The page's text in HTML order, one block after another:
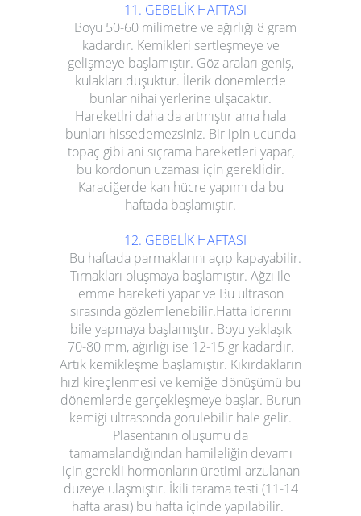
11. GEBELİK HAFTASI
Boyu 50-60 milimetre ve ağırlığı 8 gram
kadardır. Kemikleri sertleşmeye ve
gelişmeye başlamıştır. Göz araları geniş,
kulakları düşüktür. İlerik dönemlerde
bunlar nihai yerlerine ulşacaktır.
Hareketlri daha da artmıştır ama hala
bunları hissedemezsiniz. Bir ipin ucunda
topaç gibi ani sıçrama hareketleri yapar,
bu kordonun uzaması için gereklidir.
Karaciğerde kan hücre yapımı da bu
haftada başlamıştır.
12. GEBELİK HAFTASI
Bu haftada parmaklarını açıp kapayabilir.
Tırnakları oluşmaya başlamıştır. Ağzı ile
emme hareketi yapar ve Bu ultrason
sırasında gözlemlenebilir.Hatta idrerını
bile yapmaya başlamıştır. Boyu yaklaşık
70-80 mm, ağırlığı ise 12-15 gr kadardır.
Artık kemikleşme başlamıştır. Kıkırdakların
hızl kireçlenmesi ve kemiğe dönüşümü bu
dönemlerde gerçekleşmeye başlar. Burun
kemiği ultrasonda görülebilir hale gelir.
Plasentanın oluşumu da
tamamalandığından hamileliğin devamı
için gerekli hormonların üretimi arzulanan
düzeye ulaşmıştır. İkili tarama testi (11-14
hafta arası) bu hafta içinde yapılabilir.